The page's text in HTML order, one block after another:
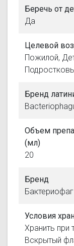
Беречь от
Да
Целевой
Пожилой,
Бренд
Объем
(мл)
20
Бренд
Условия
Хранить при
Вскрытый